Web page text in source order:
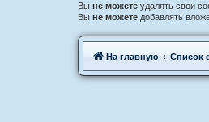
Вы не можете удалять свои
Вы не можете добавлять
На главную Список
Связаться с
администрацией